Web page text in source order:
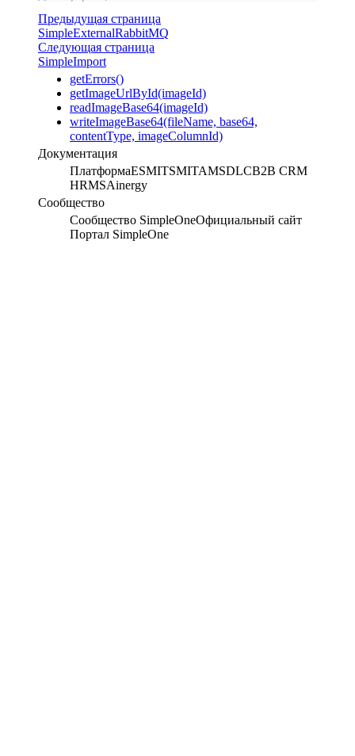
Предыдущая страница
SimpleExternalRabbitMQ
Следующая страница
SimpleImport
getErrors()
getImageUrlById(imageId)
readImageBase64(imageId)
writeImageBase64(fileName, base64,
contentType, imageColumnId)
Документация
ПлатформаESMITSMITAMSDLCB2B CRM
HRMSAinergy
Сообщество
Сообщество SimpleOneОфициальный сайт
Портал SimpleOne